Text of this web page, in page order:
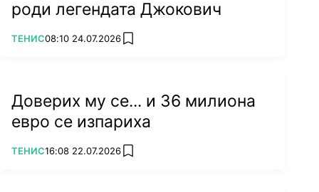
роди легендата Джокович
ПОВЕЧЕ ОТ
ТЕНИС08:10 24.07.2026 add favorites
Доверих му се... и 36 милиона
евро се изпариха
ПОВЕЧЕ ОТ
ТЕНИС16:08 22.07.2026 add favorites